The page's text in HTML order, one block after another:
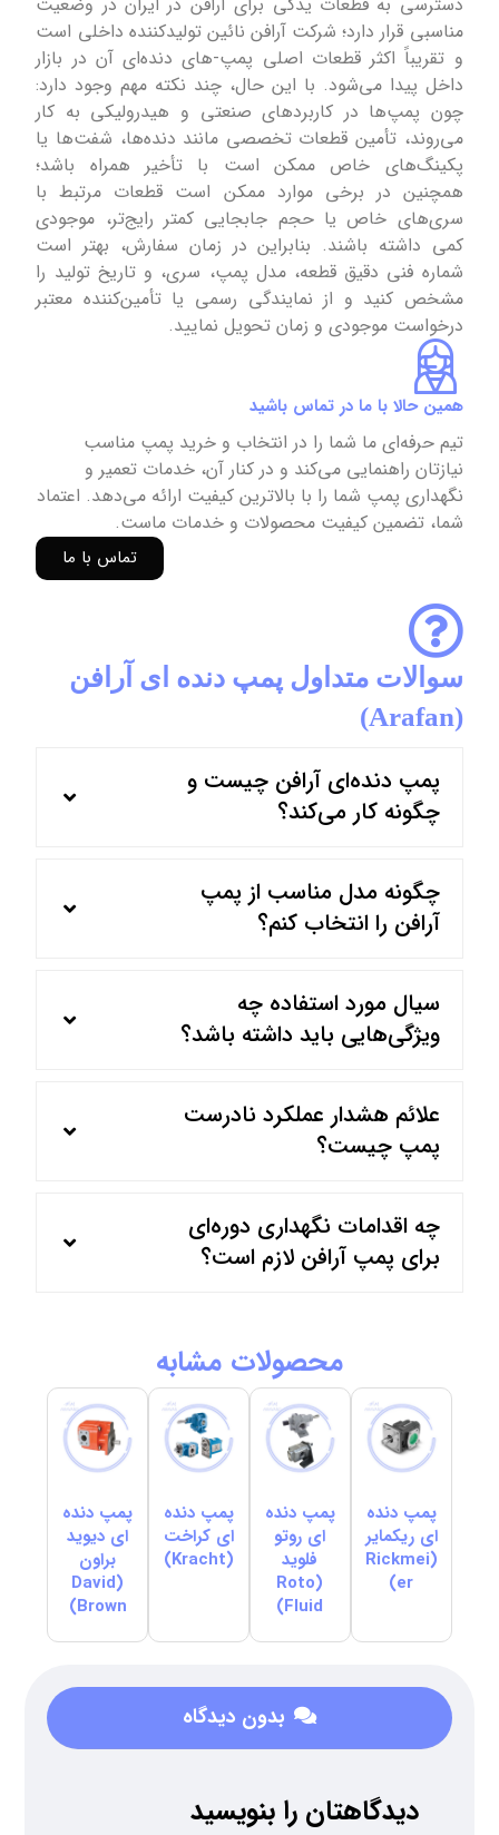
مناسبی قرار دارد؛ شرکت آرافن نائین تولیدکننده داخلی است
و تقریباً اکثر قطعات اصلی پمپ‑های دنده‌ای آن در بازار
داخل پیدا می‌شود. با این حال، چند نکته مهم وجود دارد:
چون پمپ‌ها در کاربردهای صنعتی و هیدرولیکی به کار
می‌روند، تأمین قطعات تخصصی مانند دنده‌ها، شفت‌ها یا
پکینگ‌های خاص ممکن است با تأخیر همراه باشد؛
همچنین در برخی موارد ممکن است قطعات مرتبط با
سری‌های خاص یا حجم جابجایی کمتر رایج‌تر، موجودی
کمی داشته باشند. بنابراین در زمان سفارش، بهتر است
شماره فنی دقیق قطعه، مدل پمپ، سری، و تاریخ تولید را
مشخص کنید و از نمایندگی رسمی یا تأمین‌کننده معتبر
درخواست موجودی و زمان تحویل نمایید.
همین حالا با ما در تماس باشید
تیم حرفه‌ای ما شما را در انتخاب و خرید پمپ مناسب
نیازتان راهنمایی می‌کند و در کنار آن، خدمات تعمیر و
نگهداری پمپ شما را با بالاترین کیفیت ارائه می‌دهد. اعتماد
شما، تضمین کیفیت محصولات و خدمات ماست.
تماس با ما
سوالات متداول پمپ دنده ای آرافن
(Arafan)
پمپ دنده‌ای آرافن چیست و
چگونه کار می‌کند؟
چگونه مدل مناسب از پمپ
آرافن را انتخاب کنم؟
سیال مورد استفاده چه
ویژگی‌هایی باید داشته باشد؟
علائم هشدار عملکرد نادرست
پمپ چیست؟
چه اقدامات نگهداری دوره‌ای
برای پمپ آرافن لازم است؟
محصولات مشابه
پمپ دنده
ای ریکمایر
(Rickmei
er)
پمپ دنده
ای روتو
فلوید
(Roto
Fluid)
پمپ دنده
ای کراخت
(Kracht)
پمپ دنده
ای دیوید
براون
(David
Brown)
بدون دیدگاه
دیدگاهتان را بنویسید